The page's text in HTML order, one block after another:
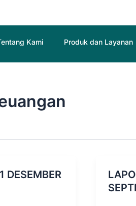
Kami Produk dan Layanan
DESEMBER